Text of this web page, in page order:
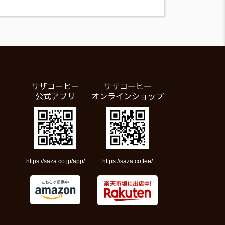
サザコーヒー
公式アプリ
https://saza.co.jp/app/
サザコーヒー
オンラインショップ
https://saza.coffee/